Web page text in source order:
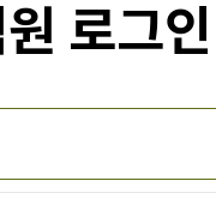
로그인